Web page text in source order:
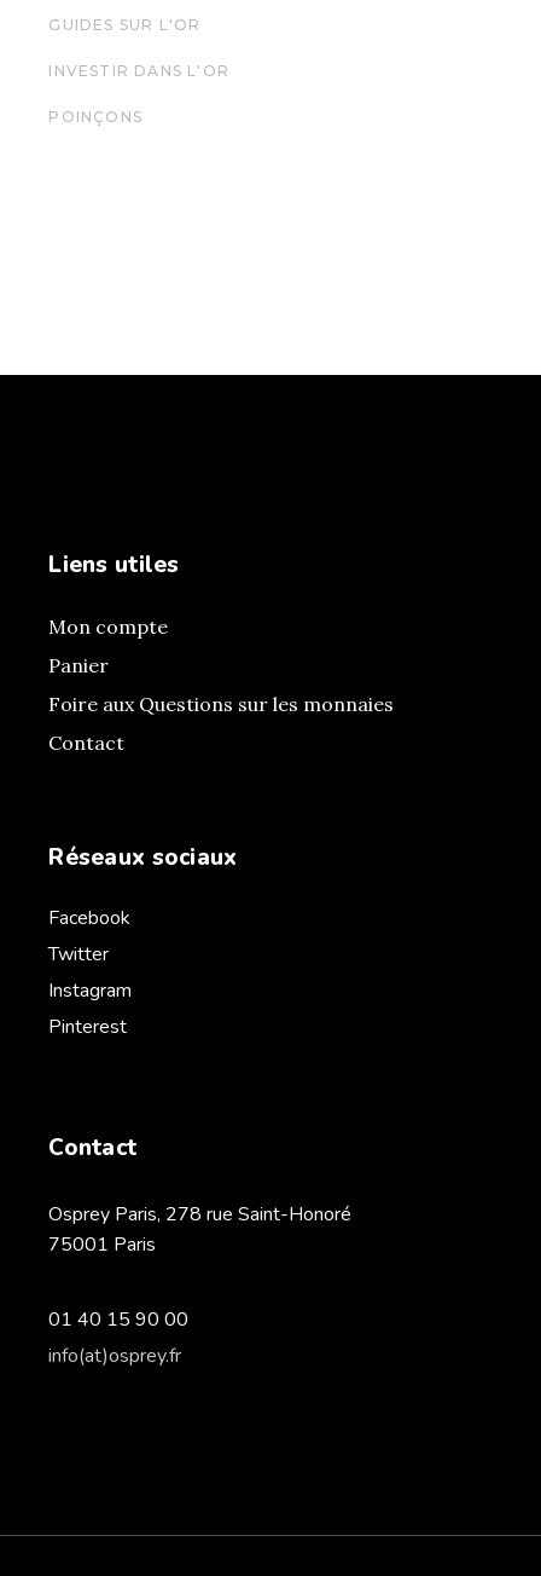
GUIDES SUR L'OR
INVESTIR DANS L'OR
POINÇONS
Liens utiles
Mon compte
Panier
Foire aux Questions sur les monnaies
Contact
Réseaux sociaux
Facebook
Twitter
Instagram
Pinterest
Contact
Osprey Paris, 278 rue Saint-Honoré
75001 Paris
01 40 15 90 00
info(at)osprey.fr